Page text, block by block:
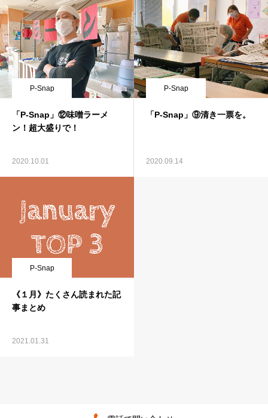
P-Snap
「P-Snap」⑫味噌ラーメ
ン！超大盛りで！
2020.10.01
P-Snap
「P-Snap」⑨清き一票を。
2020.09.14
P-Snap
《１月》たくさん読まれた記
事まとめ
2021.01.31